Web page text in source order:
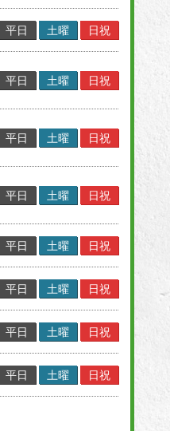
平日 土曜 日祝
平日 土曜 日祝
平日 土曜 日祝
平日 土曜 日祝
平日 土曜 日祝
平日 土曜 日祝
平日 土曜 日祝
平日 土曜 日祝